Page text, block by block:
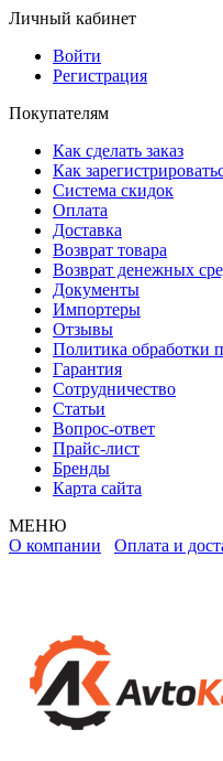
Личный кабинет
Войти
Регистрация
Покупателям
Как сделать заказ
Как
Система скидок
Оплата
Доставка
Возврат товара
Возврат денежных
Документы
Импортеры
Отзывы
Политика обработки
Гарантия
Сотрудничество
Статьи
Вопрос-ответ
Прайс-лист
Бренды
Карта сайта
МЕНЮ
О компании Оплата и